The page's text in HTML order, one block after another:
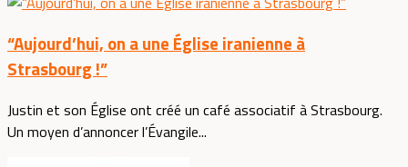
“Aujourd’hui, on a une Église iranienne à
Strasbourg !”
Justin et son Église ont créé un café associatif à Strasbourg.
Un moyen d’annoncer l’Évangile...